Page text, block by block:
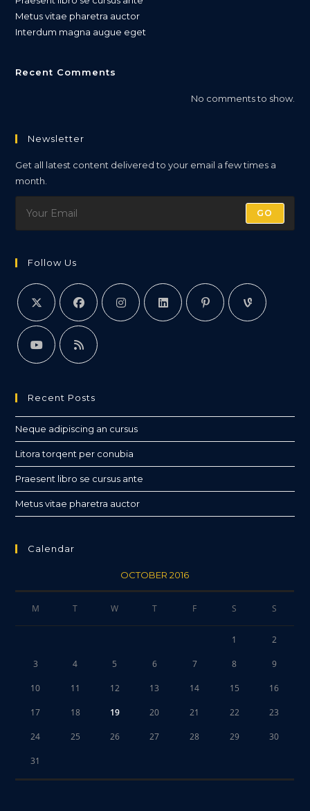
Metus vitae pharetra auctor
Interdum magna augue eget
Recent Comments
No comments to show.
Newsletter
Get all latest content delivered to your email a few times a
month.
GO
Follow Us
Recent Posts
Neque adipiscing an cursus
Litora torqent per conubia
Praesent libro se cursus ante
Metus vitae pharetra auctor
Calendar
OCTOBER 2016
M T W T F S S
1 2
3 4 5 6 7 8 9
10 11 12 13 14 15 16
17 18 19 20 21 22 23
24 25 26 27 28 29 30
31